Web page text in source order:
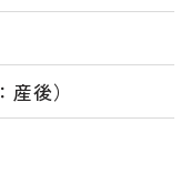
後）